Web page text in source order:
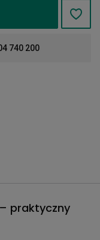
740 200
– praktyczny